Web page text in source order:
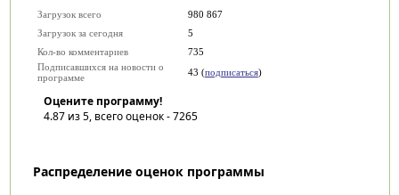
Загрузок всего
980 867
Загрузок за сегодня
5
Кол-во комментариев
735
Подписавшихся на новости о
программе
43 (подписаться)
Оцените программу!
4.87из 5, всего оценок -7265
Распределение оценок программы